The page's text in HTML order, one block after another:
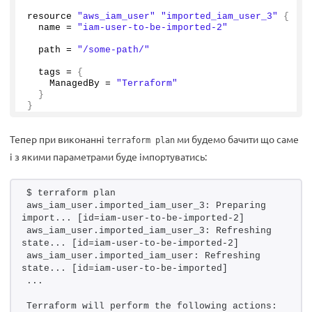
resource "aws_iam_user" "imported_iam_user_3"
{
  name =
"iam-user-to-be-imported-2"
  path =
"/some-path/"
  tags =
{
    ManagedBy =
"Terraform"
}
}
Тепер при виконанні terraform plan ми будемо бачити що саме
і з якими параметрами буде імпортуватись:
$ terraform plan
aws_iam_user.imported_iam_user_3: Preparing
import... [id=iam-user-to-be-imported-2]
aws_iam_user.imported_iam_user_3: Refreshing
state... [id=iam-user-to-be-imported-2]
aws_iam_user.imported_iam_user: Refreshing
state... [id=iam-user-to-be-imported]
...
Terraform will perform the following actions: